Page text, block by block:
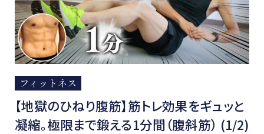
フィットネス
【地獄のひねり腹筋】筋トレ効果をギュッと
凝縮。極限まで鍛える1分間（腹斜筋） (1/2)